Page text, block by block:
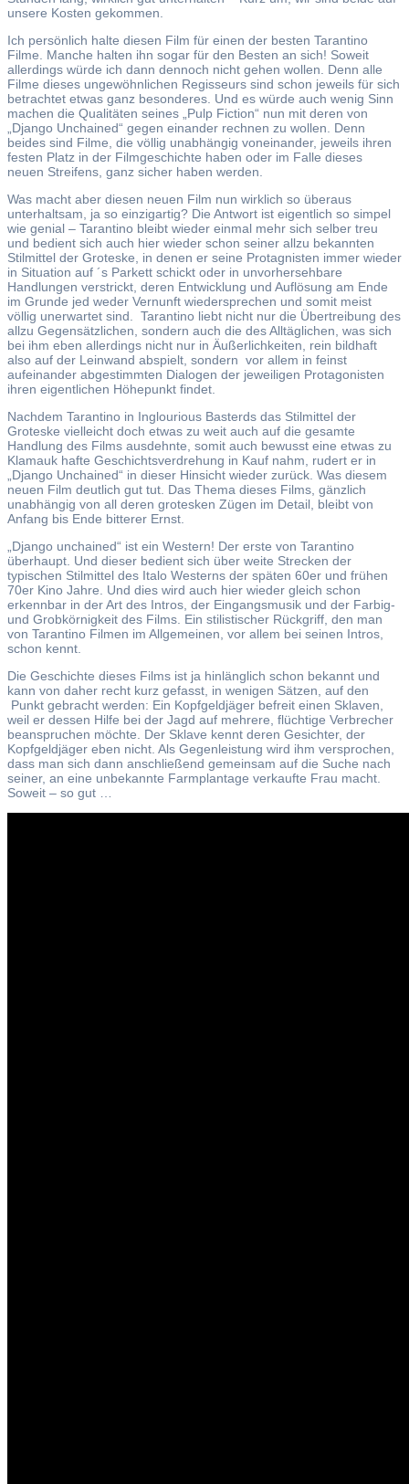
unsere Kosten gekommen.
Ich persönlich halte diesen Film für einen der besten Tarantino
Filme. Manche halten ihn sogar für den Besten an sich! Soweit
allerdings würde ich dann dennoch nicht gehen wollen. Denn alle
Filme dieses ungewöhnlichen Regisseurs sind schon jeweils für sich
betrachtet etwas ganz besonderes. Und es würde auch wenig Sinn
machen die Qualitäten seines „Pulp Fiction“ nun mit deren von
„Django Unchained“ gegen einander rechnen zu wollen. Denn
beides sind Filme, die völlig unabhängig voneinander, jeweils ihren
festen Platz in der Filmgeschichte haben oder im Falle dieses
neuen Streifens, ganz sicher haben werden.
Was macht aber diesen neuen Film nun wirklich so überaus
unterhaltsam, ja so einzigartig? Die Antwort ist eigentlich so simpel
wie genial – Tarantino bleibt wieder einmal mehr sich selber treu
und bedient sich auch hier wieder schon seiner allzu bekannten
Stilmittel der Groteske, in denen er seine Protagnisten immer wieder
in Situation auf ´s Parkett schickt oder in unvorhersehbare
Handlungen verstrickt, deren Entwicklung und Auflösung am Ende
im Grunde jed weder Vernunft wiedersprechen und somit meist
völlig unerwartet sind. Tarantino liebt nicht nur die Übertreibung des
allzu Gegensätzlichen, sondern auch die des Alltäglichen, was sich
bei ihm eben allerdings nicht nur in Äußerlichkeiten, rein bildhaft
also auf der Leinwand abspielt, sondern vor allem in feinst
aufeinander abgestimmten Dialogen der jeweiligen Protagonisten
ihren eigentlichen Höhepunkt findet.
Nachdem Tarantino in Inglourious Basterds das Stilmittel der
Groteske vielleicht doch etwas zu weit auch auf die gesamte
Handlung des Films ausdehnte, somit auch bewusst eine etwas zu
Klamauk hafte Geschichtsverdrehung in Kauf nahm, rudert er in
„Django Unchained“ in dieser Hinsicht wieder zurück. Was diesem
neuen Film deutlich gut tut. Das Thema dieses Films, gänzlich
unabhängig von all deren grotesken Zügen im Detail, bleibt von
Anfang bis Ende bitterer Ernst.
„Django unchained“ ist ein Western! Der erste von Tarantino
überhaupt. Und dieser bedient sich über weite Strecken der
typischen Stilmittel des Italo Westerns der späten 60er und frühen
70er Kino Jahre. Und dies wird auch hier wieder gleich schon
erkennbar in der Art des Intros, der Eingangsmusik und der Farbig-
und Grobkörnigkeit des Films. Ein stilistischer Rückgriff, den man
von Tarantino Filmen im Allgemeinen, vor allem bei seinen Intros,
schon kennt.
Die Geschichte dieses Films ist ja hinlänglich schon bekannt und
kann von daher recht kurz gefasst, in wenigen Sätzen, auf den
Punkt gebracht werden: Ein Kopfgeldjäger befreit einen Sklaven,
weil er dessen Hilfe bei der Jagd auf mehrere, flüchtige Verbrecher
beanspruchen möchte. Der Sklave kennt deren Gesichter, der
Kopfgeldjäger eben nicht. Als Gegenleistung wird ihm versprochen,
dass man sich dann anschließend gemeinsam auf die Suche nach
seiner, an eine unbekannte Farmplantage verkaufte Frau macht.
Soweit – so gut …